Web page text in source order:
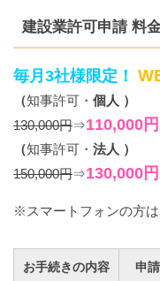
建設業許可申請 料
毎月3社様限定！
（知事許可・ 個人 ）
130,000円⇒110,000
（知事許可・ 法人 ）
150,000円⇒130,000
※スマートフォンの方
お手続きの内容 申